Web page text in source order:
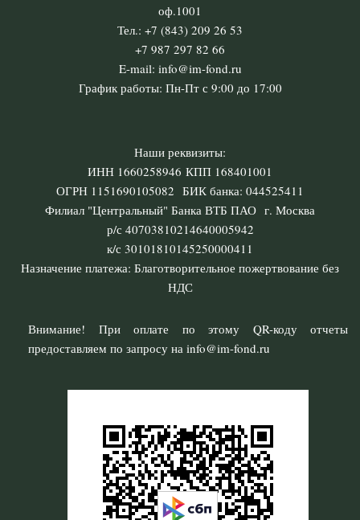
оф.1001
Тел.: +7 (843) 209 26 53
+7 987 297 82 66
E-mail: info@im-fond.ru
График работы: Пн-Пт с 9:00 до 17:00
Наши реквизиты:
ИНН 1660258946 КПП 168401001
ОГРН 1151690105082 БИК банка: 044525411
Филиал "Центральный" Банка ВТБ ПАО г. Москва
р/с 40703810214640005942
к/с 30101810145250000411
Назначение платежа: Благотворительное пожертвование без
НДС
Внимание! При оплате по этому QR-коду отчеты
предоставляем по запросу на info@im-fond.ru